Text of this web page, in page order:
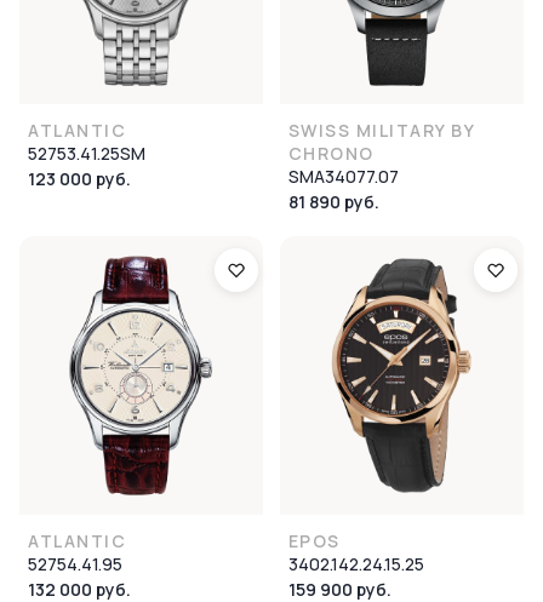
ATLANTIC
52753.41.25SM
123 000 руб.
SWISS MILITARY BY
CHRONO
SMA34077.07
81 890 руб.
ATLANTIC
52754.41.95
132 000 руб.
EPOS
3402.142.24.15.25
159 900 руб.